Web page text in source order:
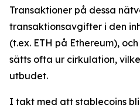
Transaktioner på dessa
transaktionsavgifter i den
(t.ex. ETH på Ethereum),
sätts ofta ur cirkulation,
utbudet.
I takt med att stablecoins